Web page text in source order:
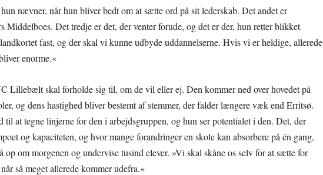
nævner, når hun bliver bedt om at sætte ord på sit lederskab. Det andet er
Middelboes. Det tredje er det, der venter forude, og det er der, hun retter blikket
fast, og der skal vi kunne udbyde uddannelserne. Hvis vi er heldige, allerede
enorme.«
Lillebælt skal forholde sig til, om de vil eller ej. Den kommer ned over hovedet på
og dens hastighed bliver bestemt af stemmer, der falder længere væk end Erritsø.
at tegne linjerne for den i arbejdsgruppen, og hun ser potentialet i den. Det, der
og kapaciteten, og hvor mange forandringer en skole kan absorbere på én gang,
op om morgenen og undervise tusind elever. »Vi skal skåne os selv for at sætte for
så meget allerede kommer udefra.«